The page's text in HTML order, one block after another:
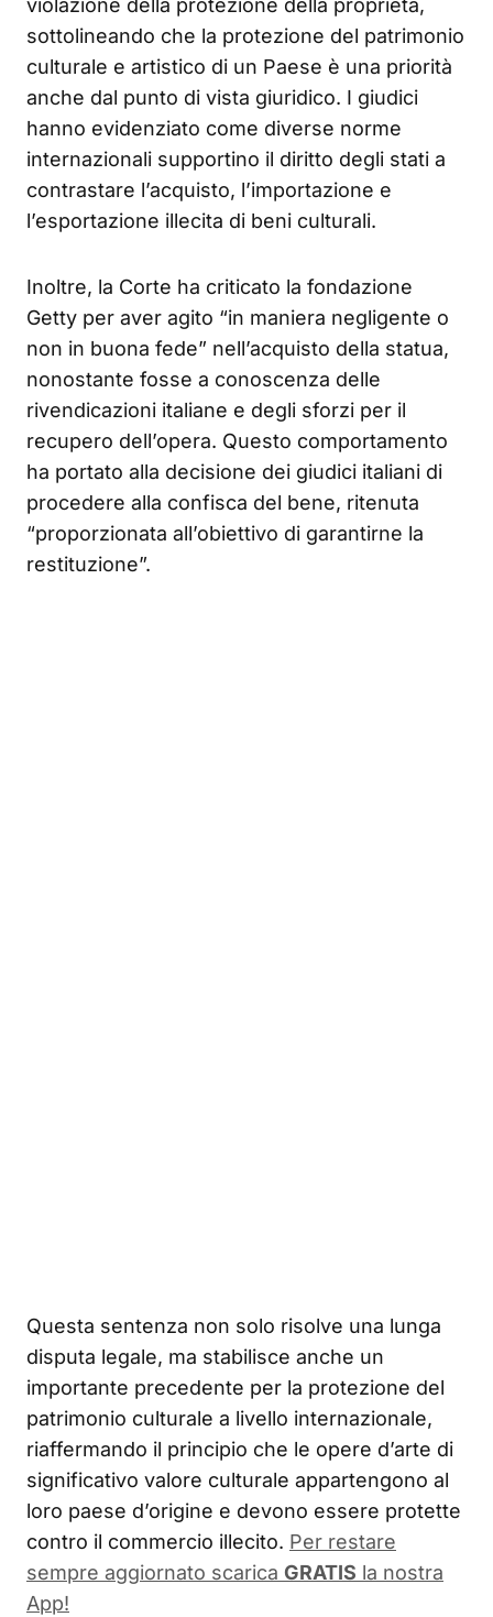
violazione della protezione della proprietà,
sottolineando che la protezione del patrimonio
culturale e artistico di un Paese è una priorità
anche dal punto di vista giuridico. I giudici
hanno evidenziato come diverse norme
internazionali supportino il diritto degli stati a
contrastare l’acquisto, l’importazione e
l’esportazione illecita di beni culturali.
Inoltre, la Corte ha criticato la fondazione
Getty per aver agito “in maniera negligente o
non in buona fede” nell’acquisto della statua,
nonostante fosse a conoscenza delle
rivendicazioni italiane e degli sforzi per il
recupero dell’opera. Questo comportamento
ha portato alla decisione dei giudici italiani di
procedere alla confisca del bene, ritenuta
“proporzionata all’obiettivo di garantirne la
restituzione”.
Questa sentenza non solo risolve una lunga
disputa legale, ma stabilisce anche un
importante precedente per la protezione del
patrimonio culturale a livello internazionale,
riaffermando il principio che le opere d’arte di
significativo valore culturale appartengono al
loro paese d’origine e devono essere protette
contro il commercio illecito. Per restare
sempre aggiornato scarica GRATIS la nostra
App!